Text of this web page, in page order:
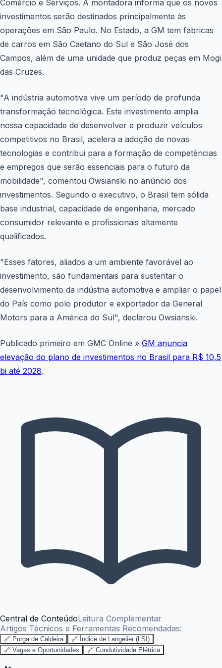
Comércio e Serviços. A montadora informa que os novos
investimentos serão destinados principalmente às
operações em São Paulo. No Estado, a GM tem fábricas
de carros em São Caetano do Sul e São José dos
Campos, além de uma unidade que produz peças em Mogi
das Cruzes.
"A indústria automotiva vive um período de profunda
transformação tecnológica. Este investimento amplia
nossa capacidade de desenvolver e produzir veículos
competitivos no Brasil, acelera a adoção de novas
tecnologias e contribui para a formação de competências
e empregos que serão essenciais para o futuro da
mobilidade", comentou Owsianski no anúncio dos
investimentos. Segundo o executivo, o Brasil tem sólida
base industrial, capacidade de engenharia, mercado
consumidor relevante e profissionais altamente
qualificados.
"Esses fatores, aliados a um ambiente favorável ao
investimento, são fundamentais para sustentar o
desenvolvimento da indústria automotiva e ampliar o papel
do País como polo produtor e exportador da General
Motors para a América do Sul", declarou Owsianski.
Publicado primeiro em GMC Online » GM anuncia
elevação do plano de investimentos no Brasil para R$ 10,5
bi até 2028.
Central de ConteúdoLeitura Complementar
Artigos Técnicos e Ferramentas Recomendadas:
🔗 Purga de Caldeira
🔗 Índice de Langelier (LSI)
🔗 Vagas e Oportunidades
🔗 Condutividade Elétrica